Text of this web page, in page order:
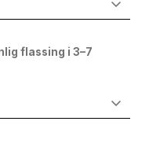
flassing i 3–7